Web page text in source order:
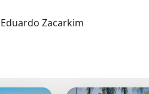
Zacarkim